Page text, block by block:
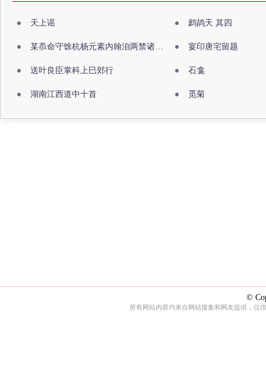
天上谣 鹧鸪天 其四
某忝命守馀杭杨元素内翰洎两禁诸公出祖佛寺 宴印唐宅留题
送叶良臣掌科上巳郊行 石龛
湖南江西道中十首 觅菊
©
所有网站内容均来自网站搜集和网友提供，仅